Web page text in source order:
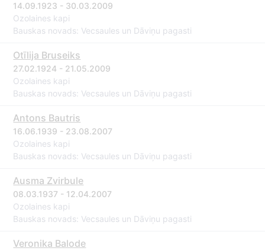
14.09.1923 - 30.03.2009
Ozolaines kapi
Bauskas novads: Vecsaules un Dāviņu pagasti
Otīlija Bruseiks
27.02.1924 - 21.05.2009
Ozolaines kapi
Bauskas novads: Vecsaules un Dāviņu pagasti
Antons Bautris
16.06.1939 - 23.08.2007
Ozolaines kapi
Bauskas novads: Vecsaules un Dāviņu pagasti
Ausma Zvirbule
08.03.1937 - 12.04.2007
Ozolaines kapi
Bauskas novads: Vecsaules un Dāviņu pagasti
Veronika Balode